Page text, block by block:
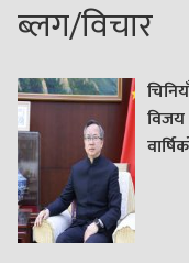
ब्लग/विचार
विजय